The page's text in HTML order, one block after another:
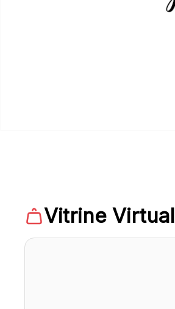
Vitrine Virtual